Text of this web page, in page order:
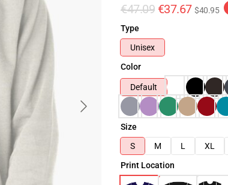
€47.09 €37.67 $40.95
Type
Unisex
Color
Default
Size
S
M L XL
Print Location